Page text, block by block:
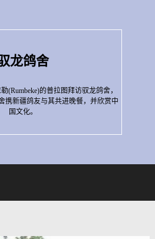
龙鸽舍
(Rumbeke)的普拉图拜访驭龙鸽舍，
携新疆鸽友与其共进晚餐，并欣赏中
国文化。